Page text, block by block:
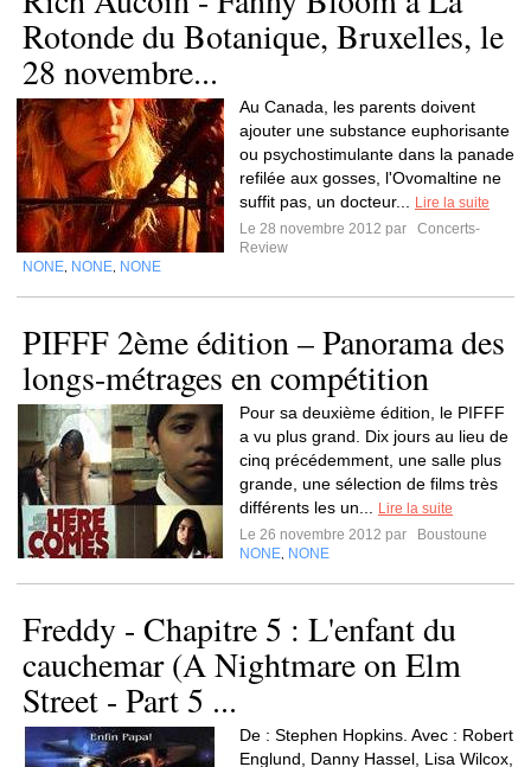
Rotonde du Botanique, Bruxelles, le
28 novembre...
Au Canada, les parents doivent
ajouter une substance euphorisante
ou psychostimulante dans la panade
refilée aux gosses, l'Ovomaltine ne
suffit pas, un docteur...
Lire la suite
Le 28 novembre 2012 par
Concerts-
Review
NONE NONE NONE
PIFFF 2ème édition – Panorama des
longs-métrages en compétition
Pour sa deuxième édition, le PIFFF
a vu plus grand. Dix jours au lieu de
cinq précédemment, une salle plus
grande, une sélection de films très
différents les un...
Lire la suite
Le 26 novembre 2012 par
Boustoune
NONE NONE
Freddy - Chapitre 5 : L'enfant du
cauchemar (A Nightmare on Elm
Street - Part 5 ...
De : Stephen Hopkins. Avec : Robert
Englund, Danny Hassel, Lisa Wilcox,